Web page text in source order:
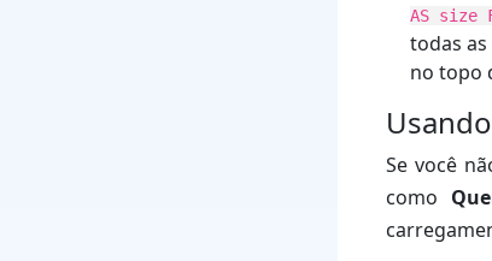
AS size
todas
no topo
Se você
como